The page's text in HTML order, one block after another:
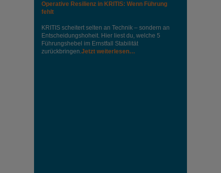
Operative Resilienz in KRITIS: Wenn Führung
fehlt
KRITIS scheitert selten an Technik – sondern an
Entscheidungshoheit. Hier liest du, welche 5
Führungshebel im Ernstfall Stabilität
zurückbringen.Jetzt weiterlesen…